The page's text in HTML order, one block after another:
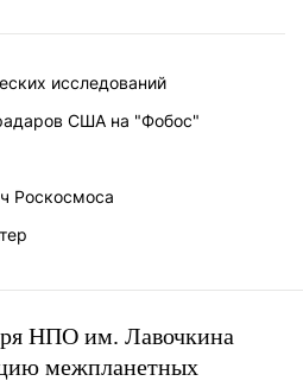
исследований
США на "Фобос"
Роскосмоса
НПО им. Лавочкина
межпланетных